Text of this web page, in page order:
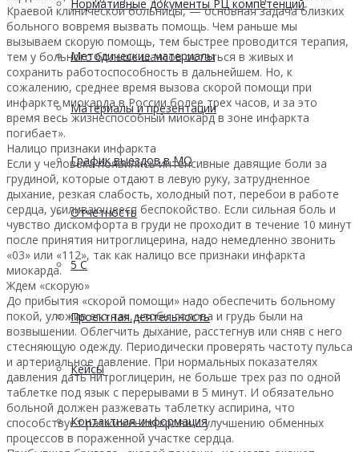
Нормативные документы РЦ компетенций
Методические материалы
Материалы и презентации
График выездов в МО
Отчетность
5 С
Проектная деятельность
Кейсы
Контактная информация
Краевой клинической больницы, — основная задача близких
больного вовремя вызвать помощь. Чем раньше мы
вызываем скорую помощь, тем быстрее проводится терапия,
тем у больного больше шансов остаться в живых и
сохранить работоспособность в дальнейшем. Но, к
сожалению, среднее время вызова скорой помощи при
инфаркте миокарда в России более трех часов, и за это
время весь жизнеспособный миокард в зоне инфаркта
погибает».
Налицо признаки инфаркта
Если у человека появились интенсивные давящие боли за
грудиной, которые отдают в левую руку, затрудненное
дыхание, резкая слабость, холодный пот, перебои в работе
сердца, усиливающееся беспокойство. Если сильная боль и
чувство дискомфорта в груди не проходит в течение 10 минут
после принятия нитроглицерина, надо немедленно звонить
«03» или «112», так как налицо все признаки инфаркта
миокарда.
Ждем «скорую»
До прибытия «скорой помощи» надо обеспечить больному
покой, уложив его так, чтобы голова и грудь были на
возвышении. Облегчить дыхание, расстегнув или сняв с него
стесняющую одежду. Периодически проверять частоту пульса
и артериальное давление. При нормальных показателях
давления дать нитроглицерин, не больше трех раз по одной
таблетке под язык с перерывами в 5 минут. И обязательно
больной должен разжевать таблетку аспирина, что
способствует разжижению крови и улучшению обменных
процессов в пораженной участке сердца.